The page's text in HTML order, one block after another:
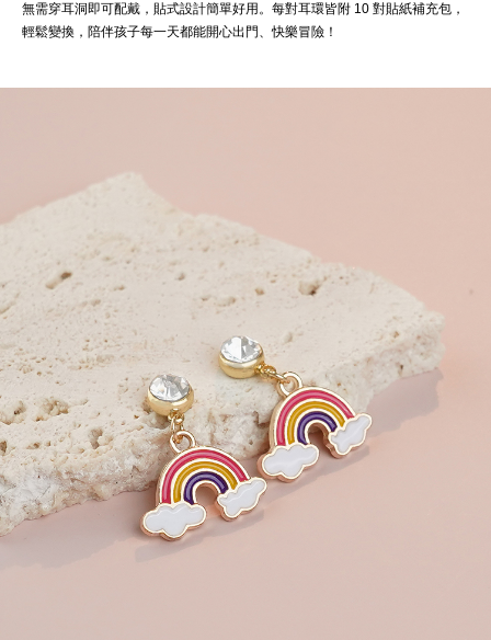
無需穿耳洞即可配戴，貼式設計簡單好用。每對耳環皆附 10 對貼紙補充包，
輕鬆變換，陪伴孩子每一天都能開心出門、快樂冒險！